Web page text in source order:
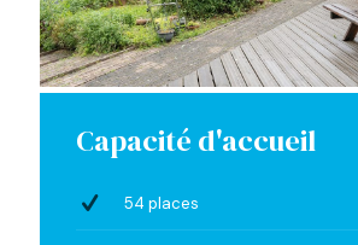
Capacité d'accueil
54 places